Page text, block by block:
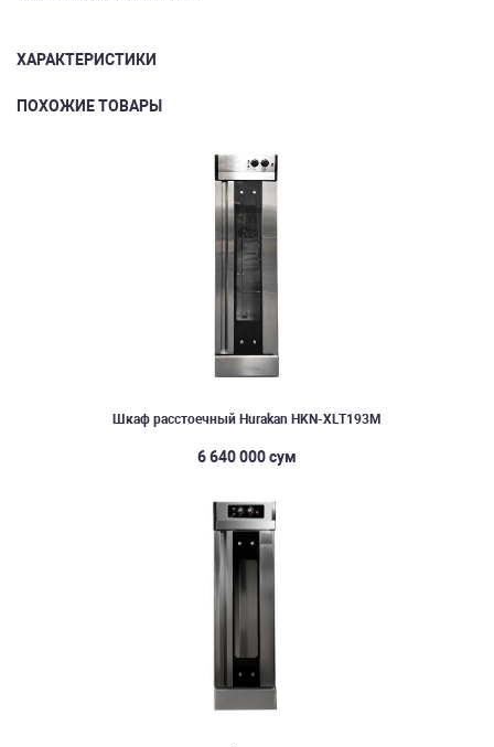
ХАРАКТЕРИСТИКИ
ПОХОЖИЕ ТОВАРЫ
Шкаф расстоечный Hurakan HKN-XLT193M
6 640 000 сум